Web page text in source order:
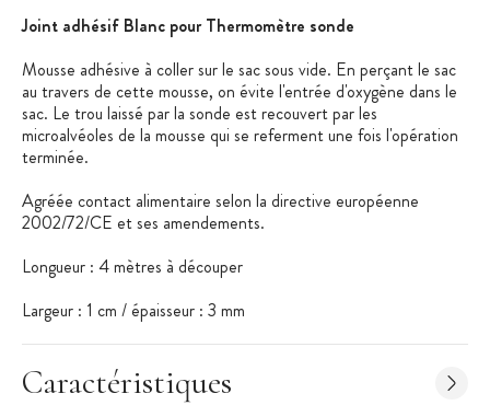
Joint adhésif Blanc pour Thermomètre sonde
Mousse adhésive à coller sur le sac sous vide. En perçant le sac
au travers de cette mousse, on évite l'entrée d'oxygène dans le
sac. Le trou laissé par la sonde est recouvert par les
microalvéoles de la mousse qui se referment une fois l'opération
terminée.
Agréée contact alimentaire selon la directive européenne
2002/72/CE et ses amendements.
Longueur : 4 mètres à découper
Largeur : 1 cm / épaisseur : 3 mm
Caractéristiques